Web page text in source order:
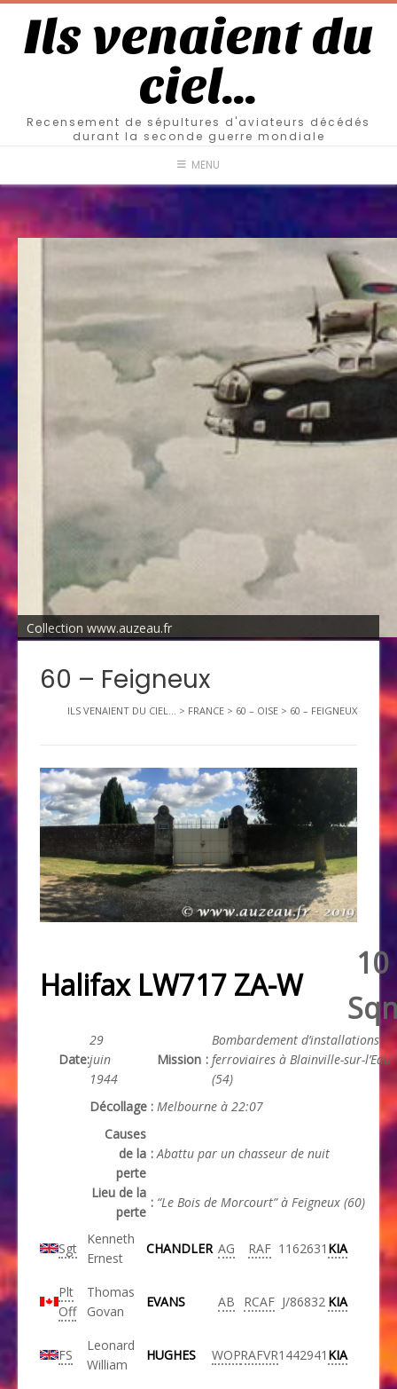
Ils venaient du
ciel…
Recensement de sépultures d'aviateurs décédés
durant la seconde guerre mondiale
MENU
Collection www.auzeau.fr
60 – Feigneux
ILS VENAIENT DU CIEL... > FRANCE > 60 – OISE > 60 – FEIGNEUX
Halifax LW717 ZA-W
10
Date:
29
juin
1944
Mission :
Bombardement d’installations
ferroviaires à Blainville-sur-l’Eau
(54)
Décollage : Melbourne à 22:07
Causes
de la
perte
: Abattu par un chasseur de nuit
Lieu de la
perte
: “Le Bois de Morcourt” à Feigneux (60)
Sgt
Kenneth
Ernest
CHANDLER AG RAF 1162631 KIA
Plt
Off
Thomas
Govan
EVANS AB RCAF J/86832 KIA
FS
Leonard
William
HUGHES WOPRAFVR1442941 KIA